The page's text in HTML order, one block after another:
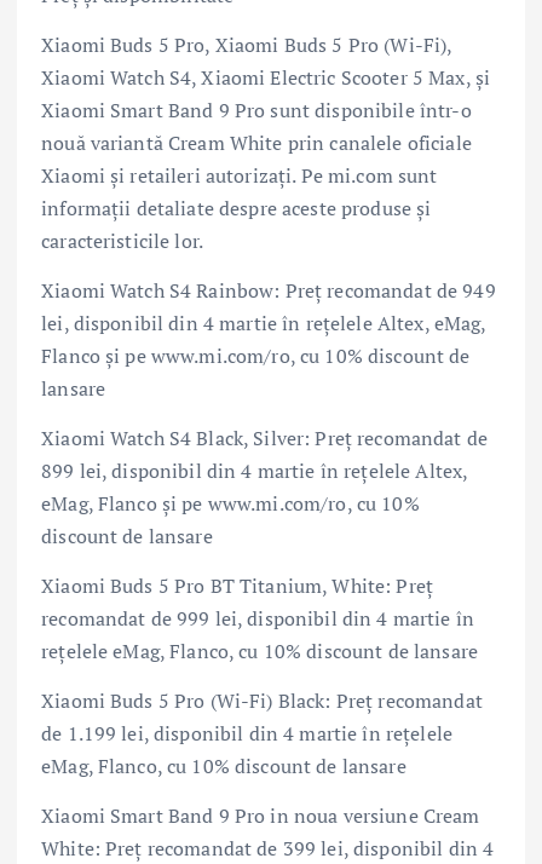
Xiaomi Buds 5 Pro, Xiaomi Buds 5 Pro (Wi-Fi),
Xiaomi Watch S4, Xiaomi Electric Scooter 5 Max, și
Xiaomi Smart Band 9 Pro sunt disponibile într-o
nouă variantă Cream White prin canalele oficiale
Xiaomi și retaileri autorizați. Pe mi.com sunt
informații detaliate despre aceste produse și
caracteristicile lor.
Xiaomi Watch S4 Rainbow: Preț recomandat de 949
lei, disponibil din 4 martie în rețelele Altex, eMag,
Flanco și pe www.mi.com/ro, cu 10% discount de
lansare
Xiaomi Watch S4 Black, Silver: Preț recomandat de
899 lei, disponibil din 4 martie în rețelele Altex,
eMag, Flanco și pe www.mi.com/ro, cu 10%
discount de lansare
Xiaomi Buds 5 Pro BT Titanium, White: Preț
recomandat de 999 lei, disponibil din 4 martie în
rețelele eMag, Flanco, cu 10% discount de lansare
Xiaomi Buds 5 Pro (Wi-Fi) Black: Preț recomandat
de 1.199 lei, disponibil din 4 martie în rețelele
eMag, Flanco, cu 10% discount de lansare
Xiaomi Smart Band 9 Pro in noua versiune Cream
White: Preț recomandat de 399 lei, disponibil din 4